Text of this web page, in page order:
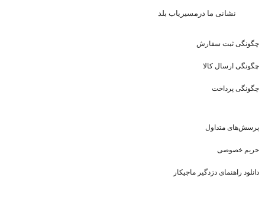
نشانی ما درمسیریاب بلد
چگونگی ثبت سفارش
چگونگی ارسال کالا
چگونگی پرداخت
پرسش‌های متداول
حریم خصوصی
دانلود راهنمای دزدگیر ماجیکار